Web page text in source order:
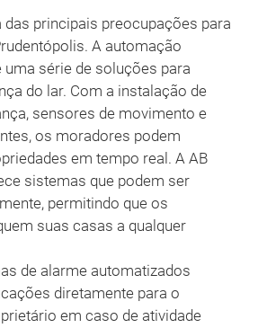
das principais preocupações para
A automação
série de soluções para
do lar. Com a instalação de
sensores de movimento e
os moradores podem
em tempo real. A AB
sistemas que podem ser
permitindo que os
suas casas a qualquer
de alarme automatizados
diretamente para o
em caso de atividade